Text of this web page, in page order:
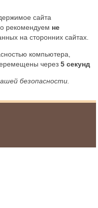
сайта
рекомендуем не
на сторонних сайтах.
компьютера,
через5 секунд
безопасности.